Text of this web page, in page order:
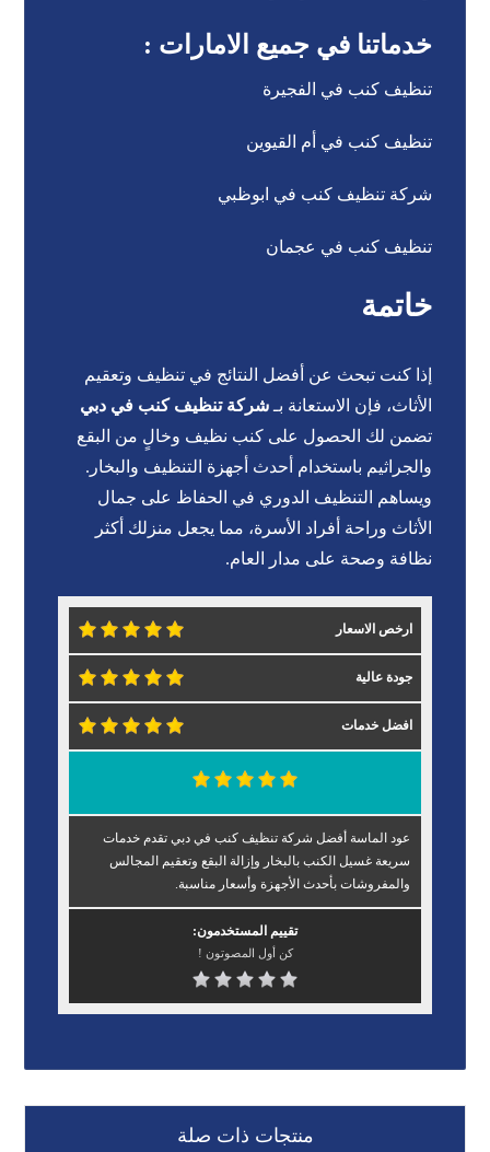
خدماتنا في جميع الامارات :
تنظيف كنب في الفجيرة
تنظيف كنب في أم القيوين
شركة تنظيف كنب في ابوظبي
تنظيف كنب في عجمان
خاتمة
إذا كنت تبحث عن أفضل النتائج في تنظيف وتعقيم
الأثاث، فإن الاستعانة بـشركة تنظيف كنب في دبي
تضمن لك الحصول على كنب نظيف وخالٍ من البقع
والجراثيم باستخدام أحدث أجهزة التنظيف والبخار.
ويساهم التنظيف الدوري في الحفاظ على جمال
الأثاث وراحة أفراد الأسرة، مما يجعل منزلك أكثر
نظافة وصحة على مدار العام.
ارخص الاسعار
جودة عالية
افضل خدمات
عود الماسة أفضل شركة تنظيف كنب في دبي تقدم خدمات
سريعة غسيل الكنب بالبخار وإزالة البقع وتعقيم المجالس
والمفروشات بأحدث الأجهزة وأسعار مناسبة.
تقييم المستخدمون:
كن أول المصوتون !
منتجات ذات صلة